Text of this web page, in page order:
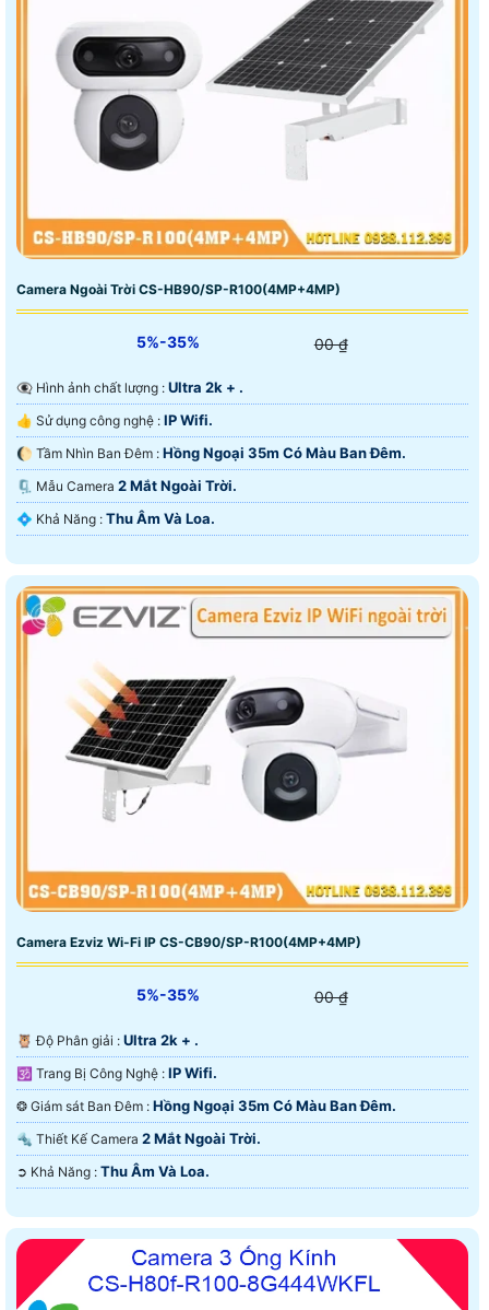
Camera Ngoài Trời CS-HB90/SP-R100(4MP+4MP)
5%-35% 00 ₫
👁️‍🗨 Hình ảnh chất lượng : Ultra 2k + .
👍 Sử dụng công nghệ : IP Wifi.
🌔 Tầm Nhìn Ban Đêm : Hồng Ngoại 35m Có Màu Ban Ðêm.
🗜️ Mẫu Camera 2 Mắt Ngoài Trời.
️💠 Khả Năng : Thu Âm Và Loa.
Camera Ezviz Wi-Fi IP CS-CB90/SP-R100(4MP+4MP)
5%-35% 00 ₫
🦉 Độ Phân giải : Ultra 2k + .
🕉️ Trang Bị Công Nghệ : IP Wifi.
❂ Giám sát Ban Đêm : Hồng Ngoại 35m Có Màu Ban Ðêm.
🔩 Thiết Kế Camera 2 Mắt Ngoài Trời.
️➲ Khả Năng : Thu Âm Và Loa.